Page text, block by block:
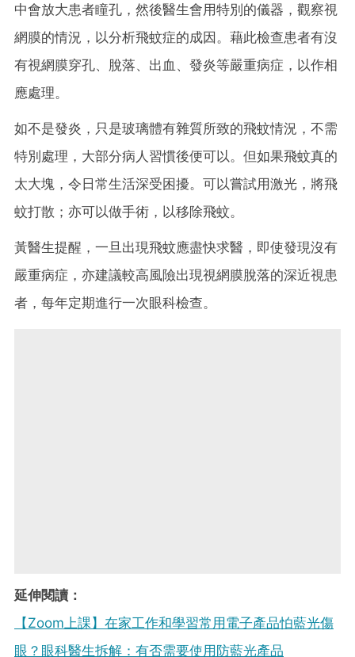
中會放大患者瞳孔，然後醫生會用特別的儀器，觀察視
網膜的情況，以分析飛蚊症的成因。藉此檢查患者有沒
有視網膜穿孔、脫落、出血、發炎等嚴重病症，以作相
應處理。
如不是發炎，只是玻璃體有雜質所致的飛蚊情況，不需
特別處理，大部分病人習慣後便可以。但如果飛蚊真的
太大塊，令日常生活深受困擾。可以嘗試用激光，將飛
蚊打散；亦可以做手術，以移除飛蚊。
黃醫生提醒，一旦出現飛蚊應盡快求醫，即使發現沒有
嚴重病症，亦建議較高風險出現視網膜脫落的深近視患
者，每年定期進行一次眼科檢查。
延伸閱讀：
【Zoom上課】在家工作和學習常用電子產品怕藍光傷
眼？眼科醫生拆解：有否需要使用防藍光產品